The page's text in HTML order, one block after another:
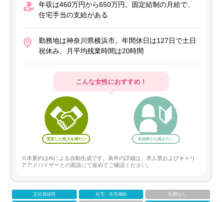
年収は460万円から650万円。固定給制の月給で、
住宅手当の支給がある
勤務地は神奈川県横浜市。年間休日は127日で土日
祝休み。月平均残業時間は20時間
こんな女性におすすめ！
安定した収入を得たい 未経験から挑みたい
※本要約はAIによる自動生成です。条件の詳細は、求人票およびキャリ
アアドバイザーとの面談にて改めてご確認ください。
正社員採用 社宅・住宅補助 転勤なし